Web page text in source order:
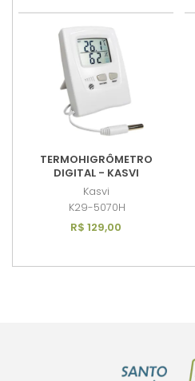
TERMOHIGRÔMETRO
DIGITAL - KASVI
Kasvi
K29-5070H
R$ 129,00